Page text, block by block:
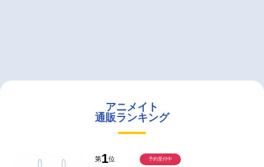
アニメイト
通販ランキング
第1位 予約受付中